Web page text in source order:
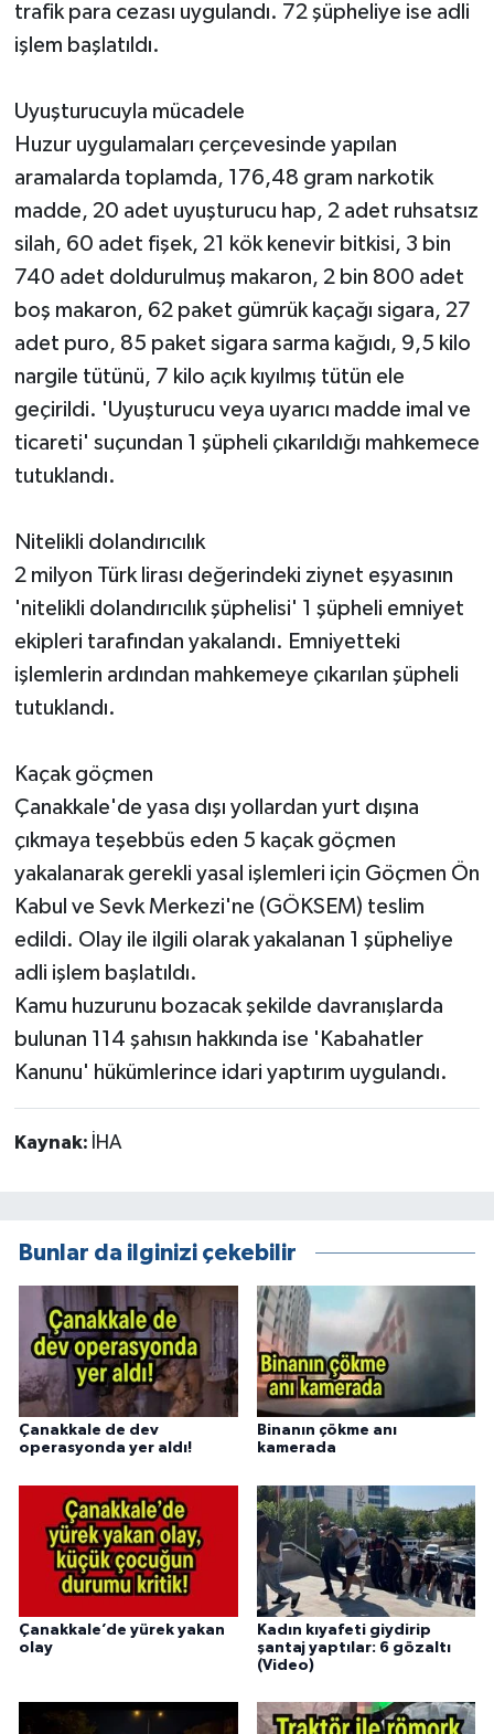
trafik para cezası uygulandı. 72 şüpheliye ise adli
işlem başlatıldı.
Uyuşturucuyla mücadele
Huzur uygulamaları çerçevesinde yapılan
aramalarda toplamda, 176,48 gram narkotik
madde, 20 adet uyuşturucu hap, 2 adet ruhsatsız
silah, 60 adet fişek, 21 kök kenevir bitkisi, 3 bin
740 adet doldurulmuş makaron, 2 bin 800 adet
boş makaron, 62 paket gümrük kaçağı sigara, 27
adet puro, 85 paket sigara sarma kağıdı, 9,5 kilo
nargile tütünü, 7 kilo açık kıyılmış tütün ele
geçirildi. 'Uyuşturucu veya uyarıcı madde imal ve
ticareti' suçundan 1 şüpheli çıkarıldığı mahkemece
tutuklandı.
Nitelikli dolandırıcılık
2 milyon Türk lirası değerindeki ziynet eşyasının
'nitelikli dolandırıcılık şüphelisi' 1 şüpheli emniyet
ekipleri tarafından yakalandı. Emniyetteki
işlemlerin ardından mahkemeye çıkarılan şüpheli
tutuklandı.
Kaçak göçmen
Çanakkale'de yasa dışı yollardan yurt dışına
çıkmaya teşebbüs eden 5 kaçak göçmen
yakalanarak gerekli yasal işlemleri için Göçmen Ön
Kabul ve Sevk Merkezi'ne (GÖKSEM) teslim
edildi. Olay ile ilgili olarak yakalanan 1 şüpheliye
adli işlem başlatıldı.
Kamu huzurunu bozacak şekilde davranışlarda
bulunan 114 şahısın hakkında ise 'Kabahatler
Kanunu' hükümlerince idari yaptırım uygulandı.
Kaynak: İHA
Bunlar da ilginizi çekebilir
Çanakkale de dev
operasyonda yer aldı!
Binanın çökme anı
kamerada
Çanakkale’de yürek yakan
olay
Kadın kıyafeti giydirip
şantaj yaptılar: 6 gözaltı
(Video)